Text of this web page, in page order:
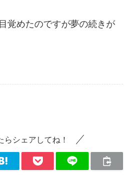
覚めたのですが夢の続きが
らシェアしてね！